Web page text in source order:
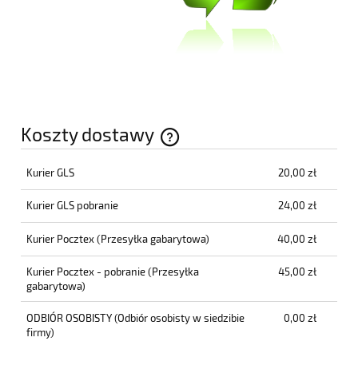
Koszty dostawy
Cena nie zawiera ewentualnych kosztów płatności
Kurier GLS 20,00 zł
Kurier GLS pobranie 24,00 zł
Kurier Pocztex(Przesyłka gabarytowa) 40,00 zł
Kurier Pocztex - pobranie(Przesyłka
gabarytowa)
45,00 zł
ODBIÓR OSOBISTY(Odbiór osobisty w siedzibie
firmy)
0,00 zł